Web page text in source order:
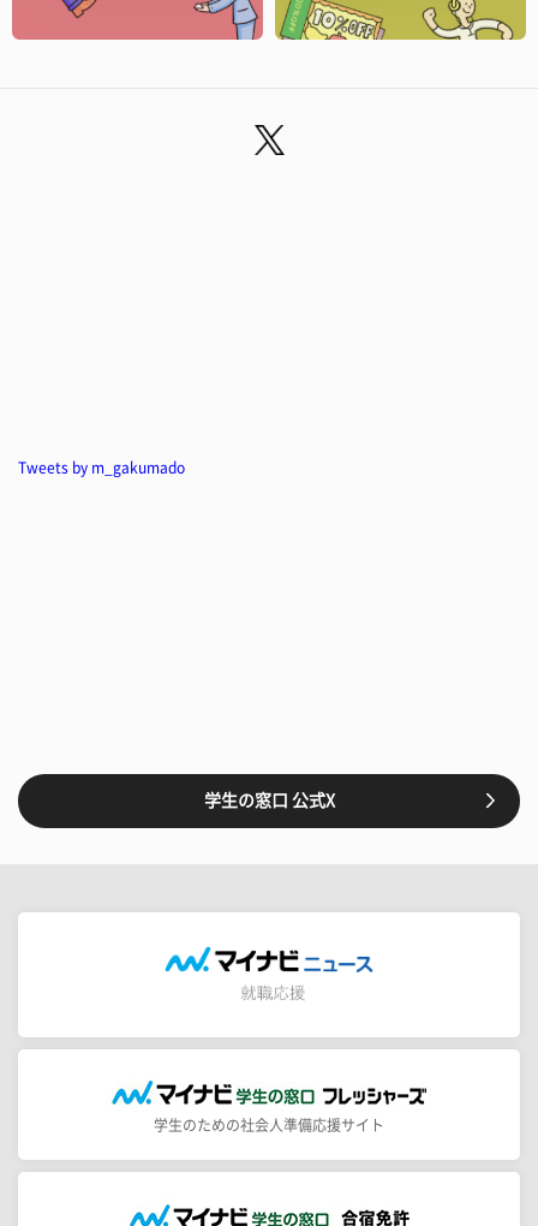
Tweets by m_gakumado
学生の窓口 公式X
学生のための社会人準備応援サイト